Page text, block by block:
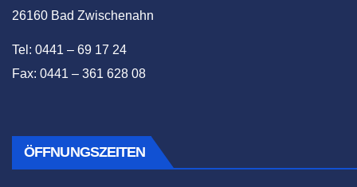
26160 Bad Zwischenahn
Tel: 0441 – 69 17 24
Fax: 0441 – 361 628 08
ÖFFNUNGSZEITEN